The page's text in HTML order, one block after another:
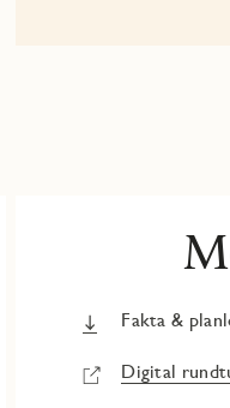
Fakta &
Digital